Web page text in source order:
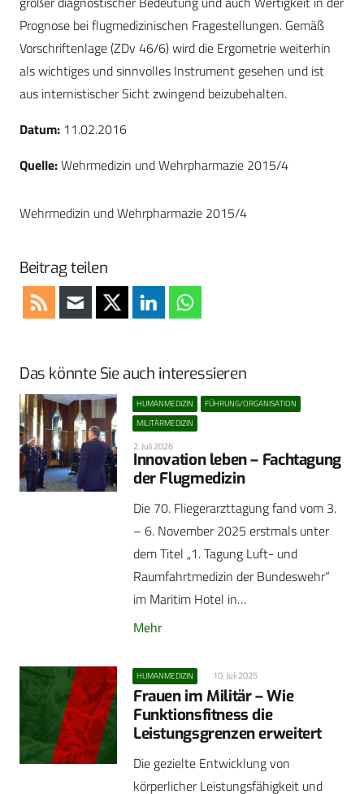
Prognose bei flugmedizinischen Fragestellungen. Gemäß
Vorschriftenlage (ZDv 46/6) wird die Ergometrie weiterhin
als wichtiges und sinnvolles Instrument gesehen und ist
aus internistischer Sicht zwingend beizubehalten.
Datum: 11.02.2016
Quelle:Wehrmedizin und Wehrpharmazie 2015/4
Wehrmedizin und Wehrpharmazie 2015/4
Beitrag teilen
Das könnte Sie auch interessieren
HUMANMEDIZIN
FÜHRUNG/ORGANISATION
MILITÄRMEDIZIN
2. Juli 2026
Innovation leben – Fachtagung
der Flugmedizin
Die 70. Fliegerarzttagung fand vom 3.
– 6. November 2025 erstmals unter
dem Titel „1. Tagung Luft- und
Raumfahrtmedizin der Bundeswehr“
im Maritim Hotel in…
Mehr
HUMANMEDIZIN 10. Juli 2025
Frauen im Militär – Wie
Funktionsfitness die
Leistungsgrenzen erweitert
Die gezielte Entwicklung von
körperlicher Leistungsfähigkeit und